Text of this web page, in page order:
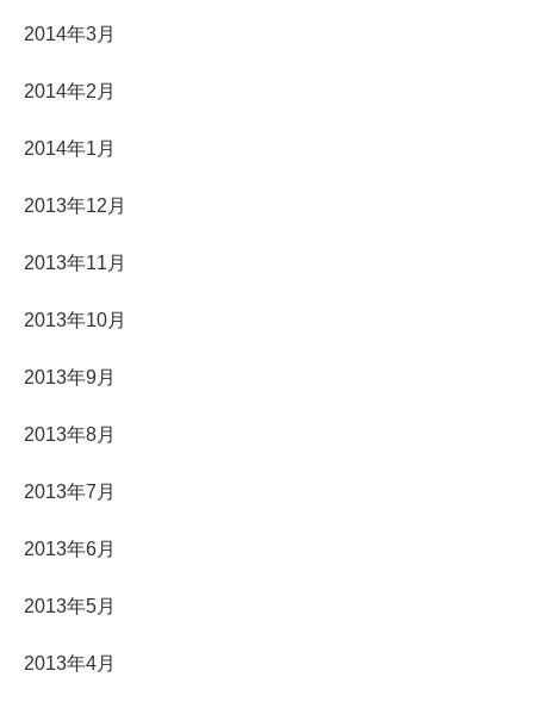
2014年3月
2014年2月
2014年1月
2013年12月
2013年11月
2013年10月
2013年9月
2013年8月
2013年7月
2013年6月
2013年5月
2013年4月